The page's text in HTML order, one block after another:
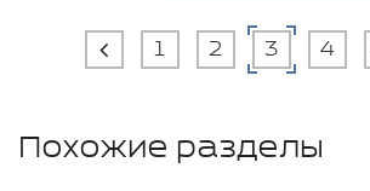
1 2 3 4
Похожие разделы